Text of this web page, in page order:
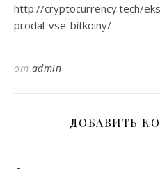
http://cryptocurrency.tech/
prodal-vse-bitkoiny/
от admin
ДОБАВИТЬ